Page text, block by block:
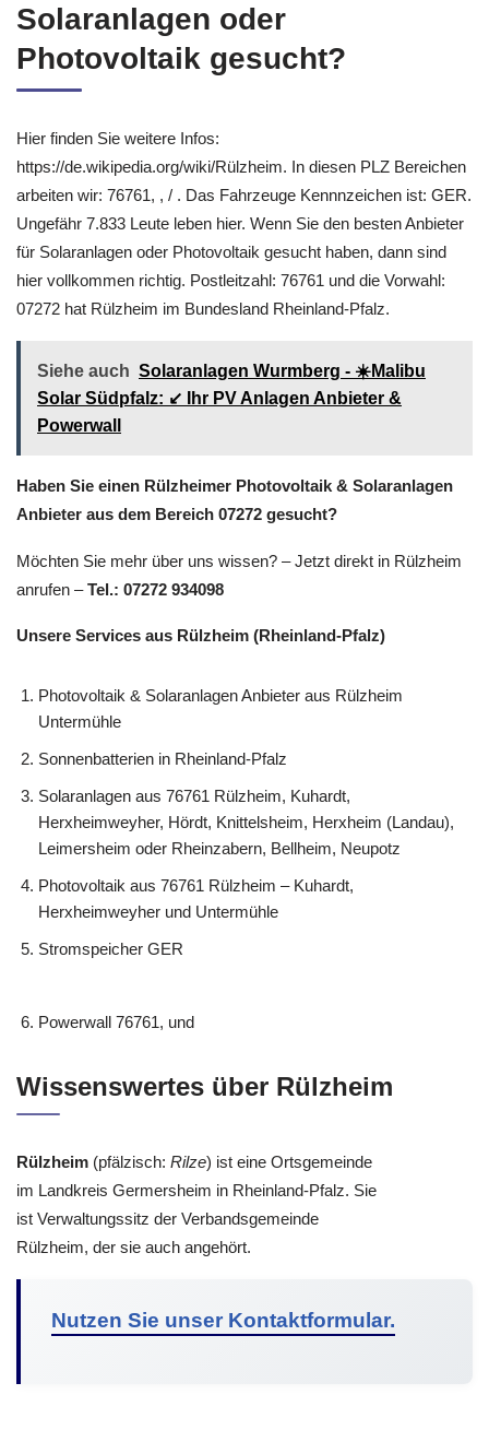
Solaranlagen oder
Photovoltaik gesucht?
Hier finden Sie weitere Infos:
https://de.wikipedia.org/wiki/Rülzheim. In diesen PLZ Bereichen
arbeiten wir: 76761, , / . Das Fahrzeuge Kennnzeichen ist: GER.
Ungefähr 7.833 Leute leben hier. Wenn Sie den besten Anbieter
für Solaranlagen oder Photovoltaik gesucht haben, dann sind
hier vollkommen richtig. Postleitzahl: 76761 und die Vorwahl:
07272 hat Rülzheim im Bundesland Rheinland-Pfalz.
Siehe auch Solaranlagen Wurmberg - ☀️Malibu
Solar Südpfalz: ↙️ Ihr PV Anlagen Anbieter &
Powerwall
Haben Sie einen Rülzheimer Photovoltaik & Solaranlagen
Anbieter aus dem Bereich 07272 gesucht?
Möchten Sie mehr über uns wissen? – Jetzt direkt in Rülzheim
anrufen –Tel.: 07272 934098
Unsere Services aus Rülzheim (Rheinland-Pfalz)
Photovoltaik & Solaranlagen Anbieter aus Rülzheim
Untermühle
Sonnenbatterien in Rheinland-Pfalz
Solaranlagen aus 76761 Rülzheim, Kuhardt,
Herxheimweyher, Hördt, Knittelsheim, Herxheim (Landau),
Leimersheim oder Rheinzabern, Bellheim, Neupotz
Photovoltaik aus 76761 Rülzheim – Kuhardt,
Herxheimweyher und Untermühle
Stromspeicher GER
Powerwall 76761, und
Wissenswertes über Rülzheim
Rülzheim (pfälzisch: Rilze) ist eine Ortsgemeinde
im Landkreis Germersheim in Rheinland-Pfalz. Sie
ist Verwaltungssitz der Verbandsgemeinde
Rülzheim, der sie auch angehört.
Nutzen Sie unser Kontaktformular.